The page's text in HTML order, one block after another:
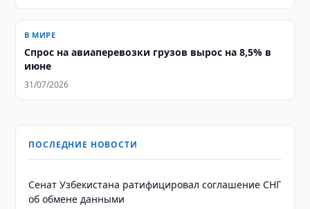
В МИРЕ
Спрос на авиаперевозки грузов вырос на 8,5% в
июне
31/07/2026
ПОСЛЕДНИЕ НОВОСТИ
Сенат Узбекистана ратифицировал соглашение СНГ
об обмене данными